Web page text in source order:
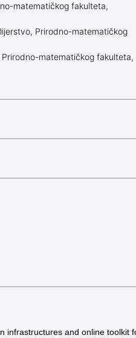
matematičkog fakulteta,
Prirodno-matematičkog
matematičkog fakulteta,
infrastructures and online toolkit